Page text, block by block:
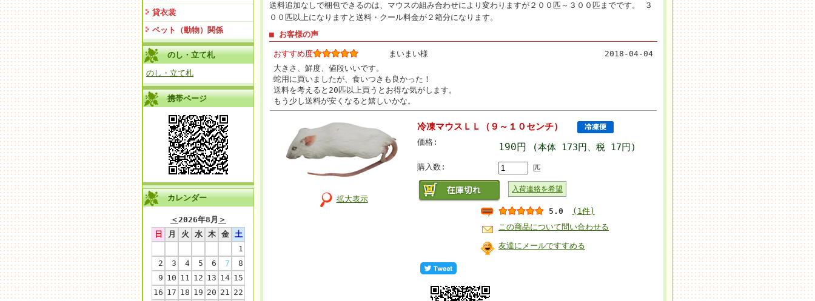
貸衣裳
ペット（動物）関係
のし・立て札
のし・立て札
携帯ページ
カレンダー
＜2026年8月 ＞
日
月 火 水 木 金
土
1
2
3 4 5 6 7
8
9 10 11 12 13 14 15
16 17 18 19 20 21 22
送料追加なしで梱包できるのは、マウスの組み合わせにより変わりますが２００匹～３００匹までです。 ３
００匹以上になりますと送料・クール料金が２箱分になります。
■ お客様の声
おすすめ度 まいまい様
2018-04-04
大きさ、鮮度、値段いいです。
蛇用に買いましたが、食いつきも良かった！
送料を考えると20匹以上買うとお得な気がします。
もう少し送料が安くなると嬉しいかな。
拡大表示
冷凍マウスＬＬ（９～１０センチ）
価格: 190円 (本体 173円、税 17円)
購入数: 匹
入荷連絡を希望
5.0
(1件)
この商品について問い合わせる
友達にメールですすめる